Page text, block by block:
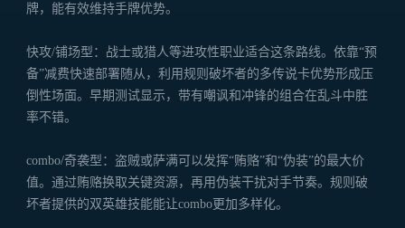
牌，能有效维持手牌优势。
快攻/铺场型：战士或猎人等进攻性职业适合这条路线。依靠“预
备”减费快速部署随从，利用规则破坏者的多传说卡优势形成压
倒性场面。早期测试显示，带有嘲讽和冲锋的组合在乱斗中胜
率不错。
combo/奇袭型：盗贼或萨满可以发挥“贿赂”和“伪装”的最大价
值。通过贿赂换取关键资源，再用伪装干扰对手节奏。规则破
坏者提供的双英雄技能能让combo更加多样化。